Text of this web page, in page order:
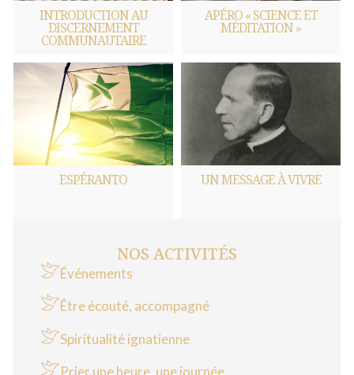
INTRODUCTION AU
DISCERNEMENT
COMMUNAUTAIRE
APÉRO « SCIENCE ET
MÉDITATION »
ESPÉRANTO UN MESSAGE À VIVRE
NOS ACTIVITÉS
Événements
Être écouté, accompagné
Spiritualité ignatienne
Prier une heure, une journée